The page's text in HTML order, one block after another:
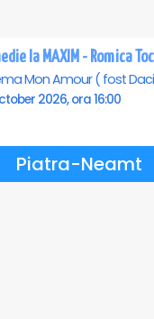
2026, ora 16:00
Piatra-Neamt